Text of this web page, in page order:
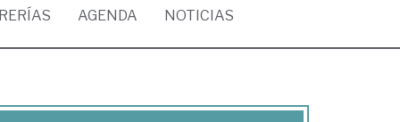
AGENDA NOTICIAS